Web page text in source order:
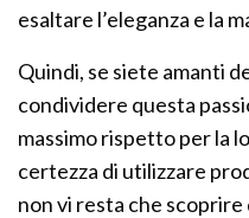
esaltare l’eleganza e la
Quindi, se siete amanti
condividere questa
massimo rispetto per la
certezza di utilizzare
non vi resta che scoprire